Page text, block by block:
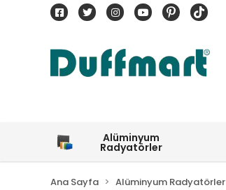
Alüminyum
Radyatörler
Ana Sayfa Alüminyum Radyatörler